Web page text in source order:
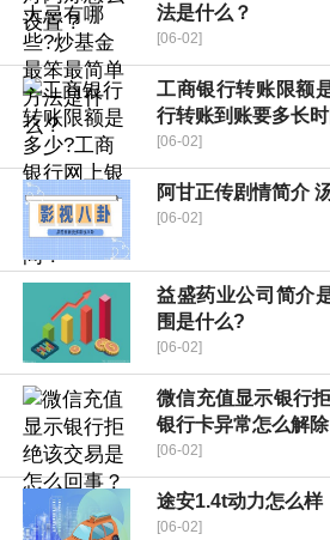
法是什么？
[06-02]
工商银行转账限额
行转账到账要多长时
[06-02]
阿甘正传剧情简介
[06-02]
益盛药业公司简介
围是什么?
[06-02]
微信充值显示银行
银行卡异常怎么解除
[06-02]
途安1.4t动力怎么样
[06-02]